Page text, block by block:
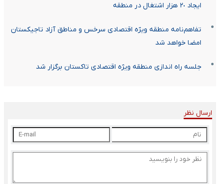
ایجاد ٢٠ هزار اشتغال در منطقه
تفاهم‌نامه‌ منطقه ویژه اقتصادی سرخس و مناطق آزاد تاجیکستان
امضا خواهد شد
جلسه راه اندازی منطقه ویژه اقتصادی تاکستان برگزار شد
ارسال نظر